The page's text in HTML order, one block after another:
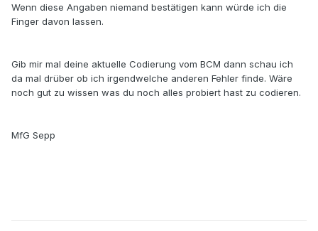
Wenn diese Angaben niemand bestätigen kann würde ich die
Finger davon lassen.
Gib mir mal deine aktuelle Codierung vom BCM dann schau ich
da mal drüber ob ich irgendwelche anderen Fehler finde. Wäre
noch gut zu wissen was du noch alles probiert hast zu codieren.
MfG Sepp